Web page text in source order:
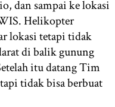
dan sampai ke lokasi
Helikopter
lokasi tetapi tidak
di balik gunung
itu datang Tim
tidak bisa berbuat